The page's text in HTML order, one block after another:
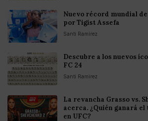
Nuevo récord mundial
por Tigist Assefa
Santi Ramirez
Descubre a los nuevos
FC 24
Santi Ramirez
La revancha Grasso vs.
acerca. ¿Quién ganará
en UFC?